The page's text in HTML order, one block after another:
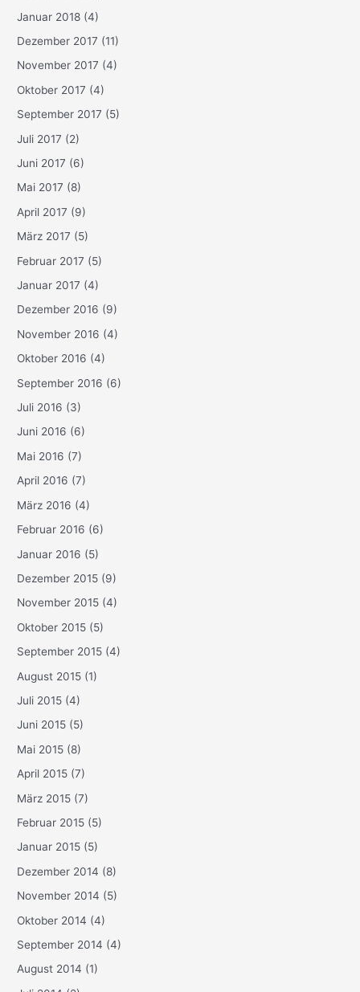
Januar 2018 (4)
Dezember 2017 (11)
November 2017 (4)
Oktober 2017 (4)
September 2017 (5)
Juli 2017 (2)
Juni 2017 (6)
Mai 2017 (8)
April 2017 (9)
März 2017 (5)
Februar 2017 (5)
Januar 2017 (4)
Dezember 2016 (9)
November 2016 (4)
Oktober 2016 (4)
September 2016 (6)
Juli 2016 (3)
Juni 2016 (6)
Mai 2016 (7)
April 2016 (7)
März 2016 (4)
Februar 2016 (6)
Januar 2016 (5)
Dezember 2015 (9)
November 2015 (4)
Oktober 2015 (5)
September 2015 (4)
August 2015 (1)
Juli 2015 (4)
Juni 2015 (5)
Mai 2015 (8)
April 2015 (7)
März 2015 (7)
Februar 2015 (5)
Januar 2015 (5)
Dezember 2014 (8)
November 2014 (5)
Oktober 2014 (4)
September 2014 (4)
August 2014 (1)